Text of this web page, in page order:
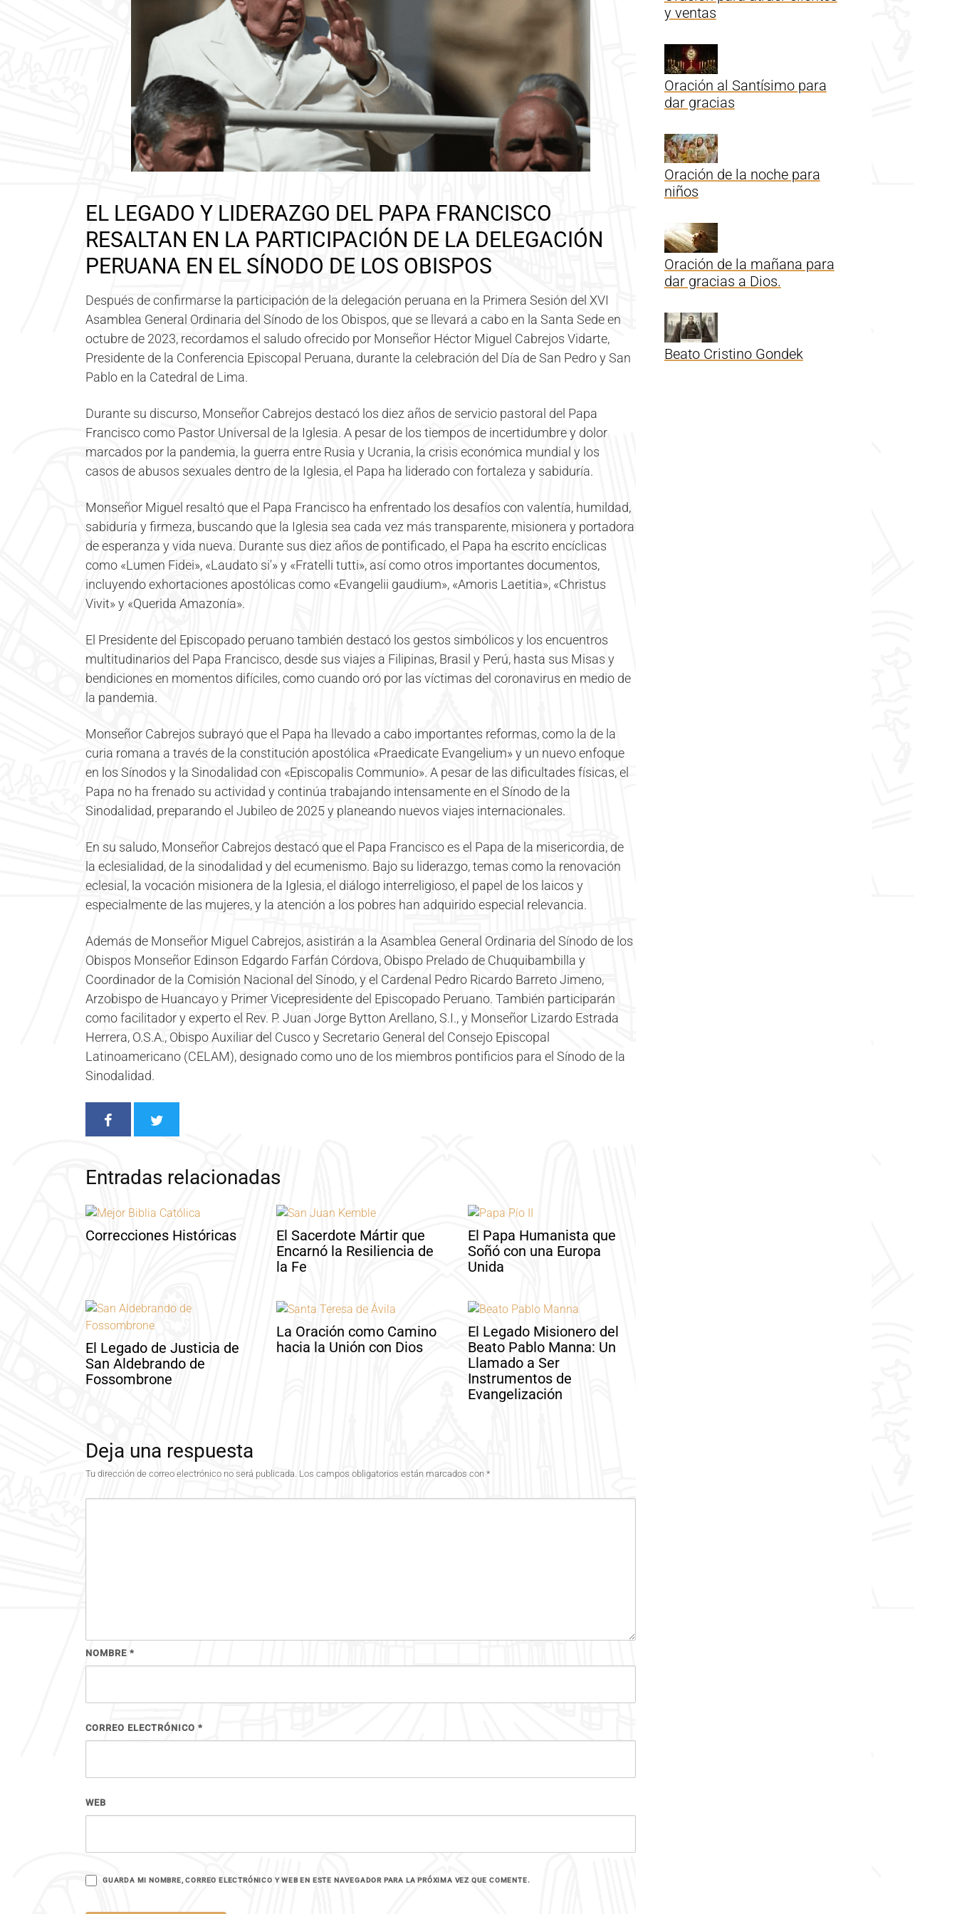
EL LEGADO Y LIDERAZGO DEL PAPA FRANCISCO
RESALTAN EN LA PARTICIPACIÓN DE LA DELEGACIÓN
PERUANA EN EL SÍNODO DE LOS OBISPOS
Después de confirmarse la participación de la delegación peruana en la Primera Sesión del XVI
Asamblea General Ordinaria del Sínodo de los Obispos, que se llevará a cabo en la Santa Sede en
octubre de 2023, recordamos el saludo ofrecido por Monseñor Héctor Miguel Cabrejos Vidarte,
Presidente de la Conferencia Episcopal Peruana, durante la celebración del Día de San Pedro y San
Pablo en la Catedral de Lima.
Durante su discurso, Monseñor Cabrejos destacó los diez años de servicio pastoral del Papa
Francisco como Pastor Universal de la Iglesia. A pesar de los tiempos de incertidumbre y dolor
marcados por la pandemia, la guerra entre Rusia y Ucrania, la crisis económica mundial y los
casos de abusos sexuales dentro de la Iglesia, el Papa ha liderado con fortaleza y sabiduría.
Monseñor Miguel resaltó que el Papa Francisco ha enfrentado los desafíos con valentía, humildad,
sabiduría y firmeza, buscando que la Iglesia sea cada vez más transparente, misionera y portadora
de esperanza y vida nueva. Durante sus diez años de pontificado, el Papa ha escrito encíclicas
como «Lumen Fidei», «Laudato si'» y «Fratelli tutti», así como otros importantes documentos,
incluyendo exhortaciones apostólicas como «Evangelii gaudium», «Amoris Laetitia», «Christus
Vivit» y «Querida Amazonía».
El Presidente del Episcopado peruano también destacó los gestos simbólicos y los encuentros
multitudinarios del Papa Francisco, desde sus viajes a Filipinas, Brasil y Perú, hasta sus Misas y
bendiciones en momentos difíciles, como cuando oró por las víctimas del coronavirus en medio de
la pandemia.
Monseñor Cabrejos subrayó que el Papa ha llevado a cabo importantes reformas, como la de la
curia romana a través de la constitución apostólica «Praedicate Evangelium» y un nuevo enfoque
en los Sínodos y la Sinodalidad con «Episcopalis Communio». A pesar de las dificultades físicas, el
Papa no ha frenado su actividad y continúa trabajando intensamente en el Sínodo de la
Sinodalidad, preparando el Jubileo de 2025 y planeando nuevos viajes internacionales.
En su saludo, Monseñor Cabrejos destacó que el Papa Francisco es el Papa de la misericordia, de
la eclesialidad, de la sinodalidad y del ecumenismo. Bajo su liderazgo, temas como la renovación
eclesial, la vocación misionera de la Iglesia, el diálogo interreligioso, el papel de los laicos y
especialmente de las mujeres, y la atención a los pobres han adquirido especial relevancia.
Además de Monseñor Miguel Cabrejos, asistirán a la Asamblea General Ordinaria del Sínodo de los
Obispos Monseñor Edinson Edgardo Farfán Córdova, Obispo Prelado de Chuquibambilla y
Coordinador de la Comisión Nacional del Sínodo, y el Cardenal Pedro Ricardo Barreto Jimeno,
Arzobispo de Huancayo y Primer Vicepresidente del Episcopado Peruano. También participarán
como facilitador y experto el Rev. P. Juan Jorge Bytton Arellano, S.I., y Monseñor Lizardo Estrada
Herrera, O.S.A., Obispo Auxiliar del Cusco y Secretario General del Consejo Episcopal
Latinoamericano (CELAM), designado como uno de los miembros pontificios para el Sínodo de la
Sinodalidad.
Entradas relacionadas
Correcciones Históricas
El Sacerdote Mártir que
Encarnó la Resiliencia de
la Fe
El Papa Humanista que
Soñó con una Europa
Unida
El Legado de Justicia de
San Aldebrando de
Fossombrone
La Oración como Camino
hacia la Unión con Dios
El Legado Misionero del
Beato Pablo Manna: Un
Llamado a Ser
Instrumentos de
Evangelización
Deja una respuesta
Tu dirección de correo electrónico no será publicada. Los campos obligatorios están marcados con *
NOMBRE *
CORREO ELECTRÓNICO *
WEB
GUARDA MI NOMBRE, CORREO ELECTRÓNICO Y WEB EN ESTE NAVEGADOR PARA LA PRÓXIMA VEZ QUE COMENTE.
y ventas
Oración al Santísimo para
dar gracias
Oración de la noche para
niños
Oración de la mañana para
dar gracias a Dios.
Beato Cristino Gondek